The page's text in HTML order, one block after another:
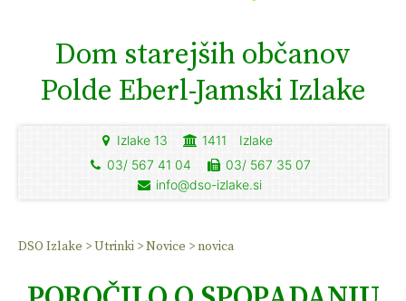
Dom starejših občanov
Polde Eberl-Jamski Izlake
Izlake 13 1411
Izlake
03/ 567 41 04
03/ 567 35 07
info@dso-izlake.si
DSO Izlake >Utrinki >Novice >novica